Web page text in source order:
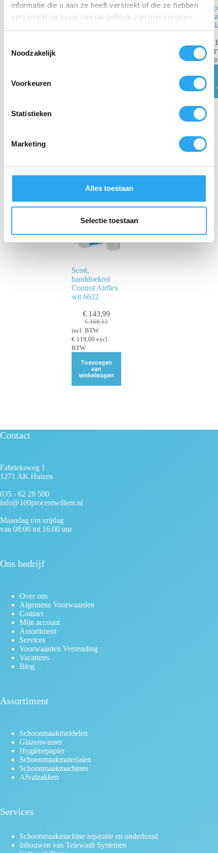
informatie die u aan ze heeft verstrekt of die ze hebben
verzameld op basis van uw gebruik van hun services.
t
Noodzakelijk
Voorkeuren
Statistieken
Marketing
Alles toestaan
Selectie toestaan
Scott Control
Handdoekrol
300m
1
Scott,
handdoekrol
Control Airflex
wit 6622
€168,13
€143,99
incl. BTW
€119,00 excl.
BTW
Toevoegen
aan
winkelwagen
Contact
Fabrieksweg 1
1271 AK Huizen
035 - 62 28 500
info@100procentwillem.nl
Maandag t/m vrijdag
van 08:00 tot 16:00 uur
Ons bedrijf
Over ons
Algemene Voorwaarden
Contact
Mijn account
Assortiment
Services
Voorwaarden Verzending
Vacatures
Blog
Assortiment
Schoonmaakmiddelen
Glazenwasser
Hygiënepapier
Schoonmaakmaterialen
Schoonmaakmachines
Afvalzakken
Services
Schoonmaakmachine reparatie en onderhoud
Inbouwen van Telewash Systemen